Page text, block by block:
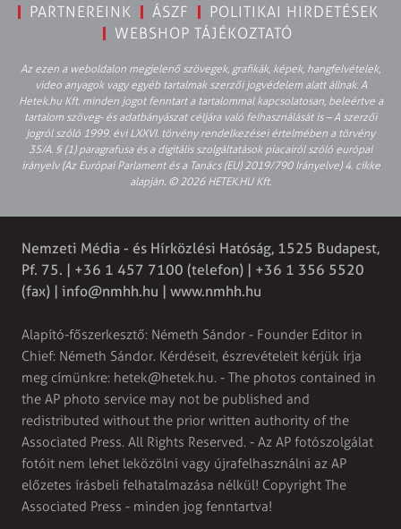
PARTNEREINK
ÁSZF
POLITIKAI HIRDETÉSEK
WEBSHOP TÁJÉKOZTATÓ
Az ezen a weboldalon megjelenő szövegek, grafikák, képek, hangfelvételek,
video anyagok vagy egyéb tartalmak szerzői jogvédelem alatt állnak. A
Hetek.hu Kft. minden jogot fenntart a tartalommal kapcsolatosan, beleértve a
tartalom szöveg- és adatbányászat céljára való felhasználását is – A szerzői
jogról szóló 1999. évi LXXVI. törvény rendelkezései értelmében a törvény
35/A. § (1) paragrafusa és a digitális szolgáltatások piacairól szóló európai
irányelv (Az Európai Parlament és a Tanács (EU) 2019/790 Irányelve) 4. cikke
alapján. © 2026 HETEK.HU Kft.
Nemzeti Média - és Hírközlési Hatóság, 1525 Budapest,
Pf. 75. | +36 1 457 7100 (telefon) | +36 1 356 5520
(fax) | info@nmhh.hu | www.nmhh.hu
Alapító-főszerkesztő: Németh Sándor - Founder Editor in
Chief: Németh Sándor. Kérdéseit, észrevételeit kérjük írja
meg címünkre: hetek@hetek.hu. - The photos contained in
the AP photo service may not be published and
redistributed without the prior written authority of the
Associated Press. All Rights Reserved. - Az AP fotószolgálat
fotóit nem lehet leközölni vagy újrafelhasználni az AP
előzetes írásbeli felhatalmazása nélkül! Copyright The
Associated Press - minden jog fenntartva!